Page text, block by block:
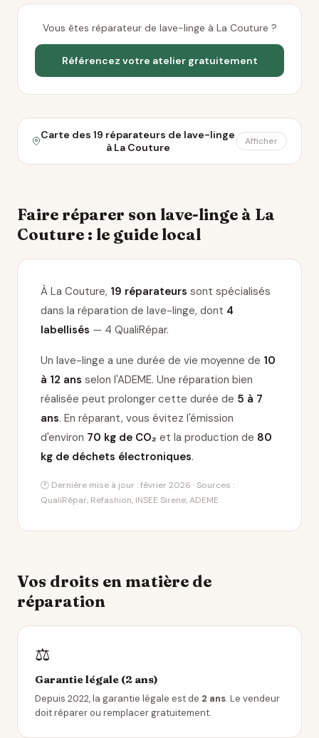
Vous êtes réparateur de lave-linge à La Couture ?
Référencez votre atelier gratuitement
Carte des 19 réparateurs de lave-linge
à La Couture
Afficher
Faire réparer son lave-linge à La
Couture : le guide local
À La Couture, 19 réparateurs sont spécialisés
dans la réparation de lave-linge, dont 4
labellisés — 4 QualiRépar.
Un lave-linge a une durée de vie moyenne de 10
à 12 ans selon l'ADEME. Une réparation bien
réalisée peut prolonger cette durée de 5 à 7
ans. En réparant, vous évitez l'émission
d'environ 70 kg de CO₂ et la production de 80
kg de déchets électroniques.
🕐 Dernière mise à jour : février 2026 · Sources :
QualiRépar, Refashion, INSEE Sirene, ADEME
Vos droits en matière de
réparation
⚖️
Garantie légale (2 ans)
Depuis 2022, la garantie légale est de 2 ans. Le vendeur
doit réparer ou remplacer gratuitement.